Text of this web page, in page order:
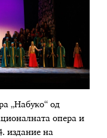
„Набуко“ од
опера и
издание на